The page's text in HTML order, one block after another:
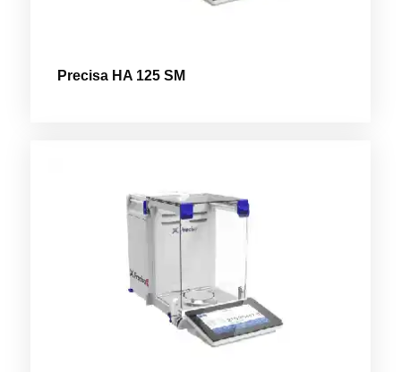
Precisa HA 125 SM